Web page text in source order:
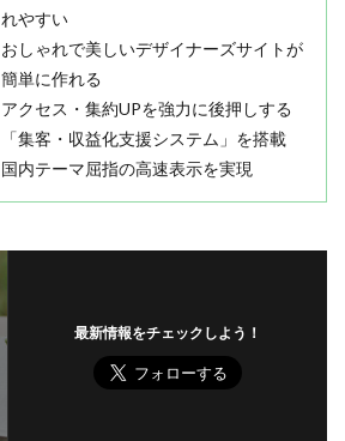
れやすい
おしゃれで美しいデザイナーズサイトが
簡単に作れる
アクセス・集約UPを強力に後押しする
「集客・収益化支援システム」を搭載
国内テーマ屈指の高速表示を実現
最新情報をチェックしよう！